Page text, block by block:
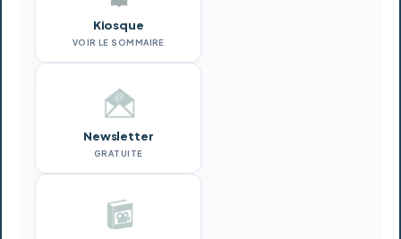
Kiosque
VOIR LE SOMMAIRE
Newsletter
GRATUITE